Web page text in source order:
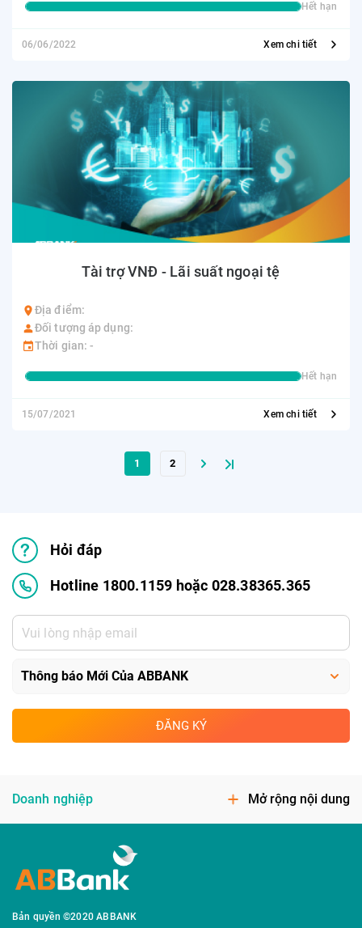
Hết hạn
06/06/2022 Xem chi tiết
Tài trợ VNĐ - Lãi suất ngoại tệ
Địa điểm:
Đối tượng áp dụng:
Thời gian: -
Hết hạn
15/07/2021 Xem chi tiết
1 2
Hỏi đáp
Hotline 1800.1159 hoặc 028.38365.365
ĐĂNG KÝ
Doanh nghiệp Mở rộng nội dung
Bản quyền ©2020 ABBANK